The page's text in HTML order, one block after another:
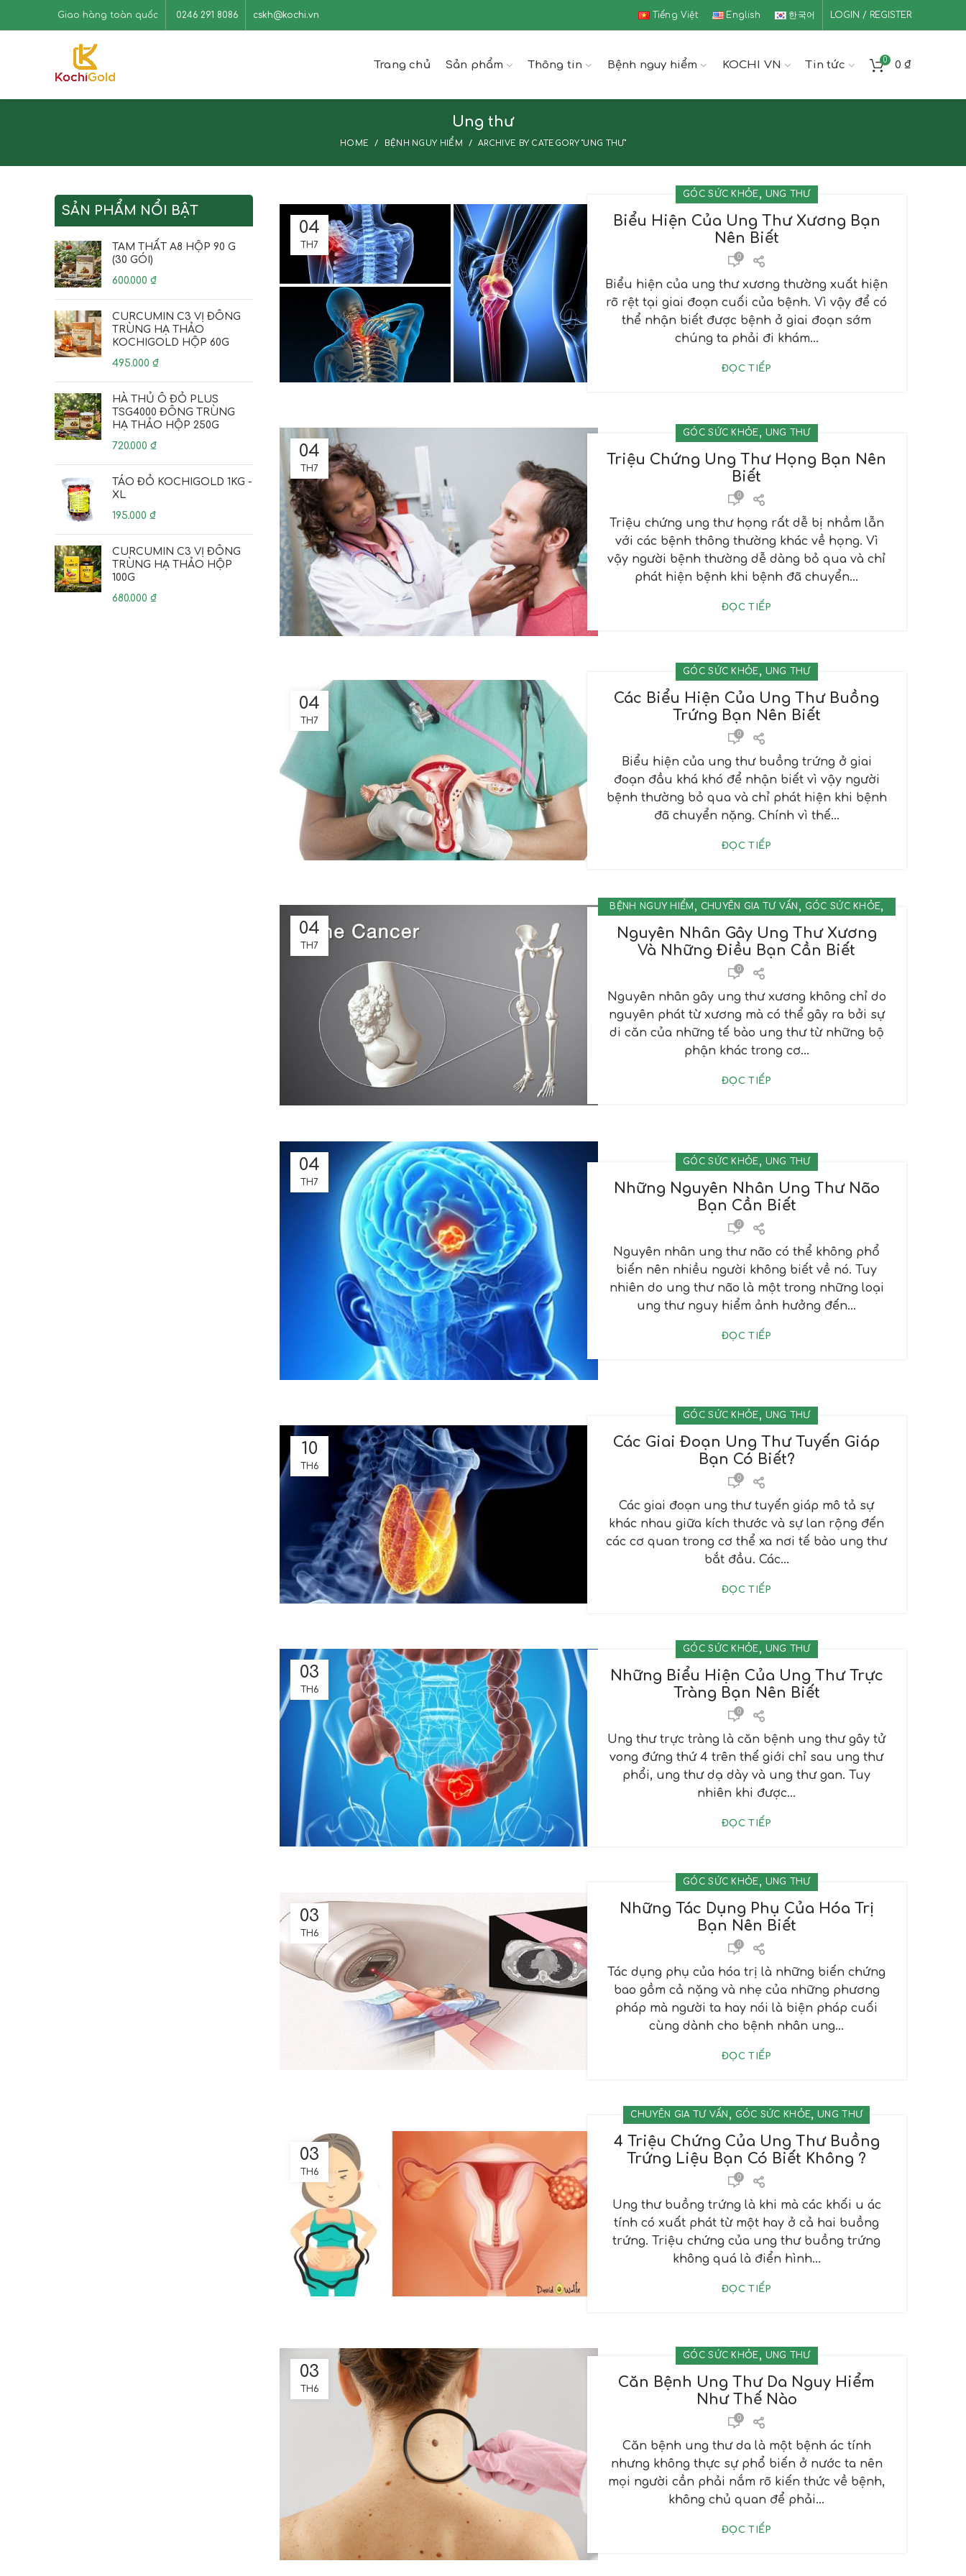
Giao hàng toàn quốc 0246 291 8086 cskh@kochi.vn Tiếng Việt English 한국어 LOGIN / REGISTER
Trang chủ Sản phẩm Thông tin Bệnh nguy hiểm KOCHI VN Tin tức 0 0 ₫
Ung thư
HOME BỆNH NGUY HIỂM ARCHIVE BY CATEGORY "UNG THƯ"
04
TH7
GÓC SỨC KHỎE, UNG THƯ
Biểu Hiện Của Ung Thư Xương Bạn
Nên Biết
0
Biểu hiện của ung thư xương thường xuất hiện
rõ rệt tại giai đoạn cuối của bệnh. Vì vậy để có
thể nhận biết được bệnh ở giai đoạn sớm
chúng ta phải đi khám...
ĐỌC TIẾP
04
TH7
GÓC SỨC KHỎE, UNG THƯ
Triệu Chứng Ung Thư Họng Bạn Nên
Biết
0
Triệu chứng ung thư họng rất dễ bị nhầm lẫn
với các bệnh thông thường khác về họng. Vì
vậy người bệnh thường dễ dàng bỏ qua và chỉ
phát hiện bệnh khi bệnh đã chuyển...
ĐỌC TIẾP
04
TH7
GÓC SỨC KHỎE, UNG THƯ
Các Biểu Hiện Của Ung Thư Buồng
Trứng Bạn Nên Biết
0
Biểu hiện của ung thư buồng trứng ở giai
đoạn đầu khá khó để nhận biết vì vậy người
bệnh thường bỏ qua và chỉ phát hiện khi bệnh
đã chuyển nặng. Chính vì thế...
ĐỌC TIẾP
04
TH7
BỆNH NGUY HIỂM , CHUYÊN GIA TƯ VẤN , GÓC SỨC KHỎE,
Nguyên Nhân Gây Ung Thư Xương
Và Những Điều Bạn Cần Biết
0
Nguyên nhân gây ung thư xương không chỉ do
nguyên phát từ xương mà có thể gây ra bởi sự
di căn của những tế bào ung thư từ những bộ
phận khác trong cơ...
ĐỌC TIẾP
04
TH7
GÓC SỨC KHỎE, UNG THƯ
Những Nguyên Nhân Ung Thư Não
Bạn Cần Biết
0
Nguyên nhân ung thư não có thể không phổ
biến nên nhiều người không biết về nó. Tuy
nhiên do ung thư não là một trong những loại
ung thư nguy hiểm ảnh hưởng đến...
ĐỌC TIẾP
10
TH6
GÓC SỨC KHỎE, UNG THƯ
Các Giai Đoạn Ung Thư Tuyến Giáp
Bạn Có Biết?
0
Các giai đoạn ung thư tuyến giáp mô tả sự
khác nhau giữa kích thước và sự lan rộng đến
các cơ quan trong cơ thể xa nơi tế bào ung thư
bắt đầu. Các...
ĐỌC TIẾP
03
TH6
GÓC SỨC KHỎE, UNG THƯ
Những Biểu Hiện Của Ung Thư Trực
Tràng Bạn Nên Biết
0
Ung thư trực tràng là căn bệnh ung thư gây tử
vong đứng thứ 4 trên thế giới chỉ sau ung thư
phổi, ung thư dạ dày và ung thư gan. Tuy
nhiên khi được...
ĐỌC TIẾP
03
TH6
GÓC SỨC KHỎE, UNG THƯ
Những Tác Dụng Phụ Của Hóa Trị
Bạn Nên Biết
0
Tác dụng phụ của hóa trị là những biến chứng
bao gồm cả nặng và nhẹ của những phương
pháp mà người ta hay nói là biện pháp cuối
cùng dành cho bệnh nhân ung...
ĐỌC TIẾP
03
TH6
CHUYÊN GIA TƯ VẤN , GÓC SỨC KHỎE,UNG THƯ
4 Triệu Chứng Của Ung Thư Buồng
Trứng Liệu Bạn Có Biết Không ?
0
Ung thư buồng trứng là khi mà các khối u ác
tính có xuất phát từ một hay ở cả hai buồng
trứng. Triệu chứng của ung thư buồng trứng
không quá là điển hình...
ĐỌC TIẾP
03
TH6
GÓC SỨC KHỎE, UNG THƯ
Căn Bệnh Ung Thư Da Nguy Hiểm
Như Thế Nào
0
Căn bệnh ung thư da là một bệnh ác tính
nhưng không thực sự phổ biến ở nước ta nên
mọi người cần phải nắm rõ kiến thức về bệnh,
không chủ quan để phải...
ĐỌC TIẾP
SẢN PHẨM NỔI BẬT
TAM THẤT A8 HỘP 90 G
(30 GÓI)
600.000 ₫
CURCUMIN C3 VỊ ĐÔNG
TRÙNG HẠ THẢO
KOCHIGOLD HỘP 60G
495.000 ₫
HÀ THỦ Ô ĐỎ PLUS
TSG4000 ĐÔNG TRÙNG
HẠ THẢO HỘP 250G
720.000 ₫
TÁO ĐỎ KOCHIGOLD 1KG -
XL
195.000 ₫
CURCUMIN C3 VỊ ĐÔNG
TRÙNG HẠ THẢO HỘP
100G
680.000 ₫